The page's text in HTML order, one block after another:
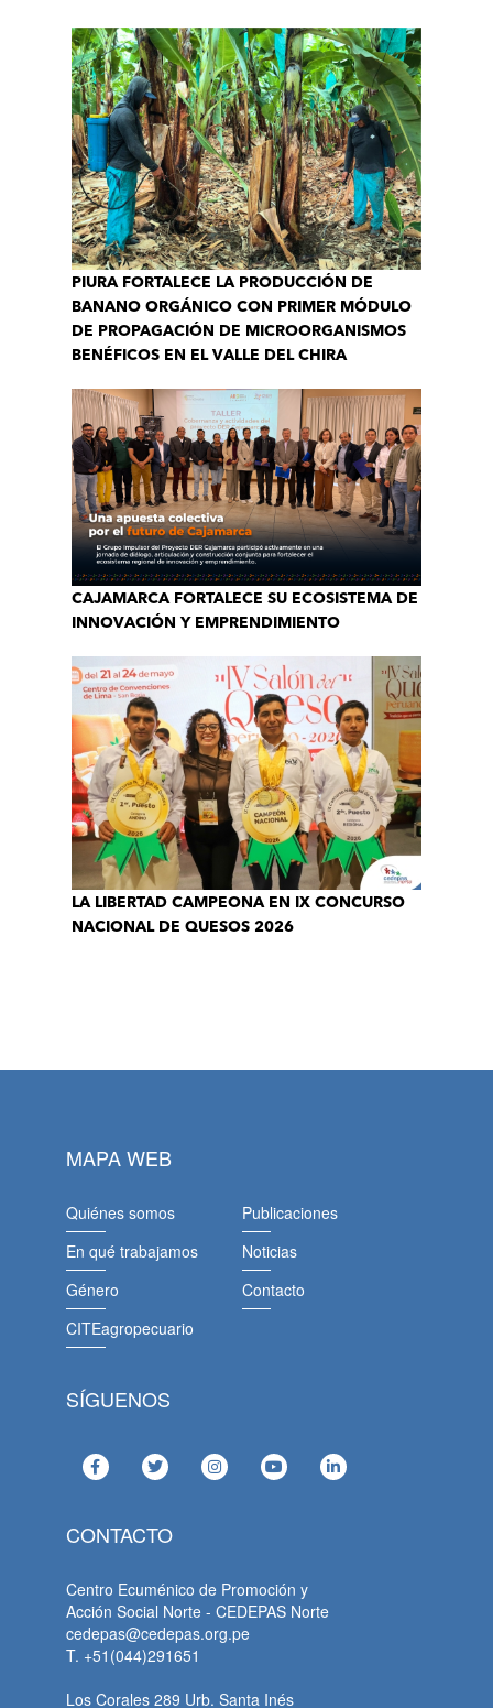
PIURA FORTALECE LA PRODUCCIÓN DE
BANANO ORGÁNICO CON PRIMER MÓDULO
DE PROPAGACIÓN DE MICROORGANISMOS
BENÉFICOS EN EL VALLE DEL CHIRA
CAJAMARCA FORTALECE SU ECOSISTEMA DE
INNOVACIÓN Y EMPRENDIMIENTO
LA LIBERTAD CAMPEONA EN IX CONCURSO
NACIONAL DE QUESOS 2026
MAPA WEB
Quiénes somos
En qué trabajamos
Género
CITEagropecuario
Publicaciones
Noticias
Contacto
SÍGUENOS
CONTACTO
Centro Ecuménico de Promoción y
Acción Social Norte - CEDEPAS Norte
cedepas@cedepas.org.pe
T. +51(044)291651
Los Corales 289 Urb. Santa Inés